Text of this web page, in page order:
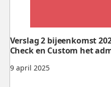
9 april 2025
Verslag 2 bijeenkomst
Check en Custom het